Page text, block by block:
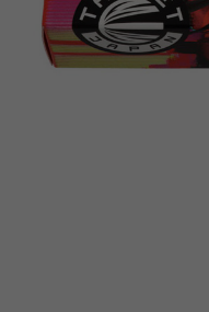
이코 라이프 하